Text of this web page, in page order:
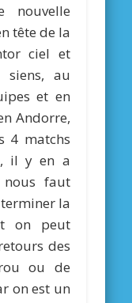
nouvelle
tête de la
ciel et
au
et en
Andorre,
4 matchs
il y en a
faut
la
on peut
des
ou de
on est un